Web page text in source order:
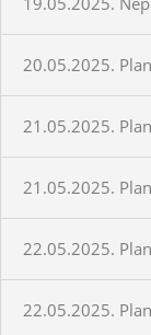
20.05.2025.
21.05.2025.
21.05.2025.
22.05.2025.
22.05.2025.